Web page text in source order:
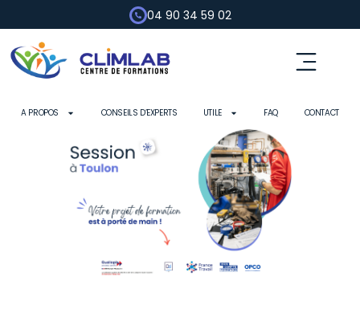
04 90 34 59 02
A PROPOS CONSEILS D’EXPERTS UTILE FAQ CONTACT